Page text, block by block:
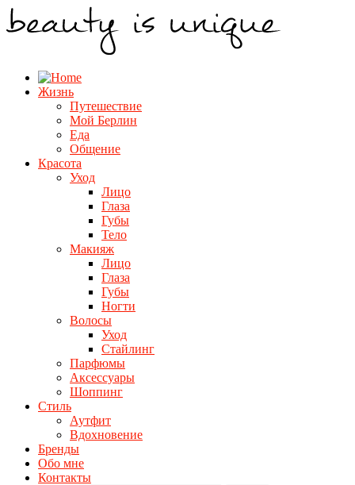
Жизнь
Путешествие
Мой Берлин
Еда
Общение
Красота
Уход
Лицо
Глаза
Губы
Тело
Макияж
Лицо
Глаза
Губы
Ногти
Волосы
Уход
Стайлинг
Парфюмы
Аксессуары
Шоппинг
Стиль
Аутфит
Вдохновение
Бренды
Обо мне
Контакты